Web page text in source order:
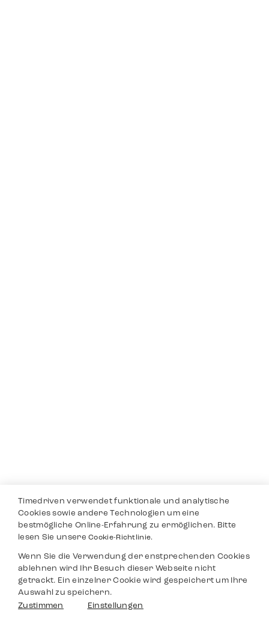
Timedriven verwendet funktionale und analytische
Cookies sowie andere Technologien um eine
bestmögliche Online-Erfahrung zu ermöglichen. Bitte
lesen Sie unsereCookie-Richtlinie.
Wenn Sie die Verwendung der enstprechenden Cookies
ablehnen wird Ihr Besuch dieser Webseite nicht
getrackt. Ein einzelner Cookie wird gespeichert um Ihre
Auswahl zu speichern.
Zustimmen
Einstellungen